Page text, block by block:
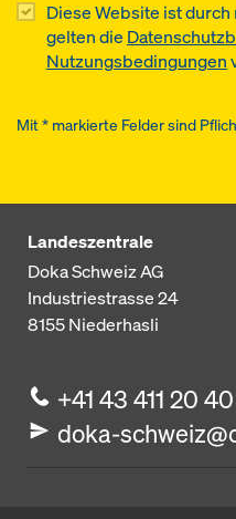
Diese Website ist
gelten die
Nutzungsbedingungen
Mit * markierte Felder sind
Landeszentrale
Doka Schweiz AG
Industriestrasse 24
8155Niederhasli
+41 43 411 20 40
doka-